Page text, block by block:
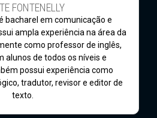
FONTENELLY
bacharel em comunicação e
ampla experiência na área da
como professor de inglês,
alunos de todos os níveis e
possui experiência como
tradutor, revisor e editor de
texto.